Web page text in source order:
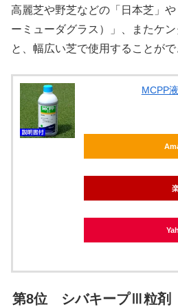
高麗芝や野芝などの「日本芝」
ーミューダグラス）」、またケ
と、幅広い芝で使用することがで
MCPP
第8位 シバキープⅢ粒剤